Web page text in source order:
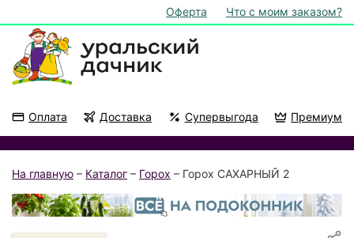
Оферта Что с моим заказом?
Оплата Доставка Супервыгода Премиум
На главную – Каталог – Горох – Горох САХАРНЫЙ 2